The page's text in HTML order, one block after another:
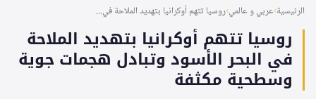
الرئيسية›عربي و عالمي›روسيا تتهم أوكرانيا بتهديد الملاحة في...
روسيا تتهم أوكرانيا بتهديد الملاحة
في البحر الأسود وتبادل هجمات جوية
وسطحية مكثفة